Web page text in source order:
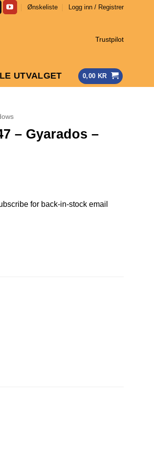
Ønskeliste Logg inn / Registrer
Trustpilot
UTVALGET 0,00 KR
– Gyarados –
for back-in-stock email